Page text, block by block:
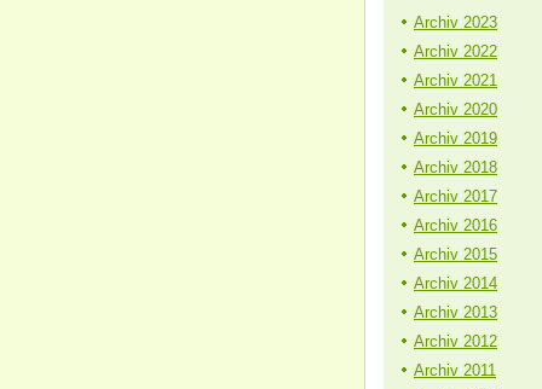
Archiv 2023
Archiv 2022
Archiv 2021
Archiv 2020
Archiv 2019
Archiv 2018
Archiv 2017
Archiv 2016
Archiv 2015
Archiv 2014
Archiv 2013
Archiv 2012
Archiv 2011